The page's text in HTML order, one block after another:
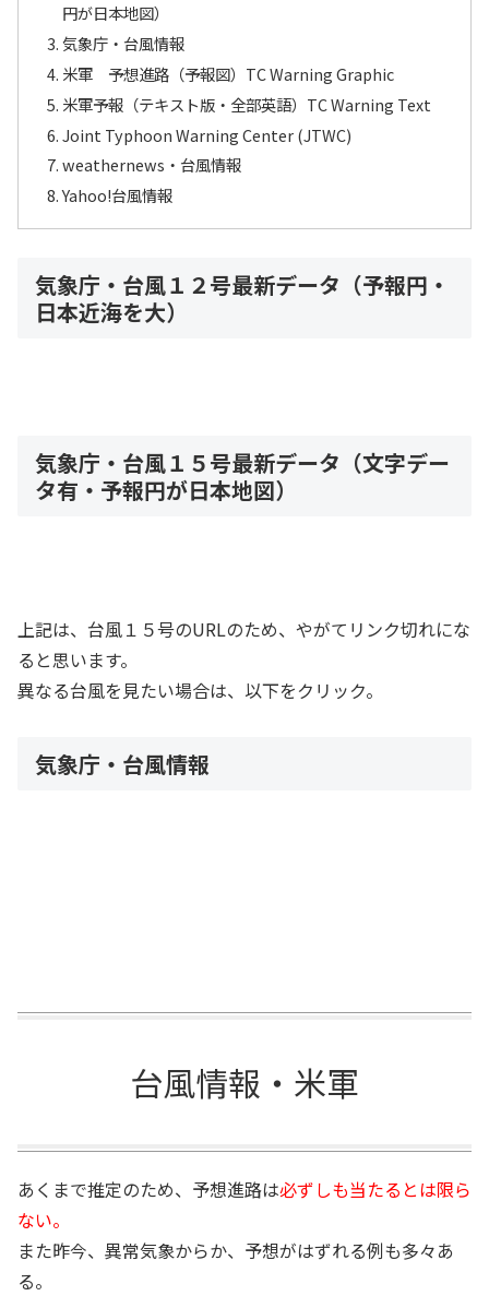
円が日本地図）
気象庁・台風情報
米軍 予想進路（予報図）TC Warning Graphic
米軍予報（テキスト版・全部英語）TC Warning Text
Joint Typhoon Warning Center (JTWC)
weathernews・台風情報
Yahoo!台風情報
気象庁・台風１２号最新データ（予報円・
日本近海を大）
気象庁・台風１５号最新データ（文字デー
タ有・予報円が日本地図）
上記は、台風１５号のURLのため、やがてリンク切れにな
ると思います。
異なる台風を見たい場合は、以下をクリック。
気象庁・台風情報
台風情報・米軍
あくまで推定のため、予想進路は必ずしも当たるとは限ら
ない。
また昨今、異常気象からか、予想がはずれる例も多々あ
る。